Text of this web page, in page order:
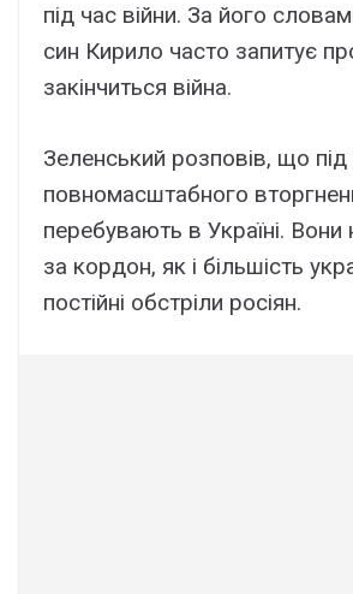
під час війни. За його
син Кирило часто запитує
закінчиться війна.
Зеленський розповів, що під
повномасштабного
перебувають в Україні.
за кордон, як і більшість
постійні обстріли росіян.